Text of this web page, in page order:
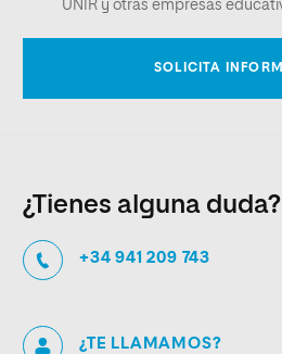
¿Tienes alguna duda?
+34 941 209 743
¿TE LLAMAMOS?